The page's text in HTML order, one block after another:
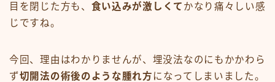
目を閉じた方も、 食い込みが激しくて かなり痛々しい感
じですね。
今回、理由はわかりませんが、埋没法なのにもかかわら
ず切開法の術後のような腫れ方 になってしまいました。